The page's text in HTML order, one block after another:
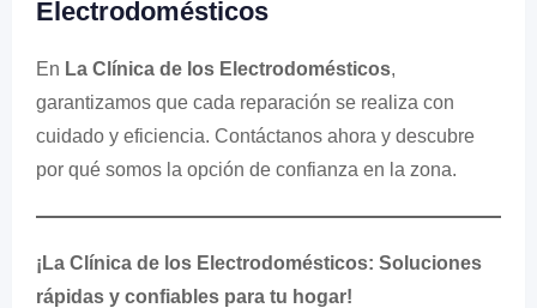
Electrodomésticos
En La Clínica de los Electrodomésticos,
garantizamos que cada reparación se realiza con
cuidado y eficiencia. Contáctanos ahora y descubre
por qué somos la opción de confianza en la zona.
¡La Clínica de los Electrodomésticos: Soluciones
rápidas y confiables para tu hogar!